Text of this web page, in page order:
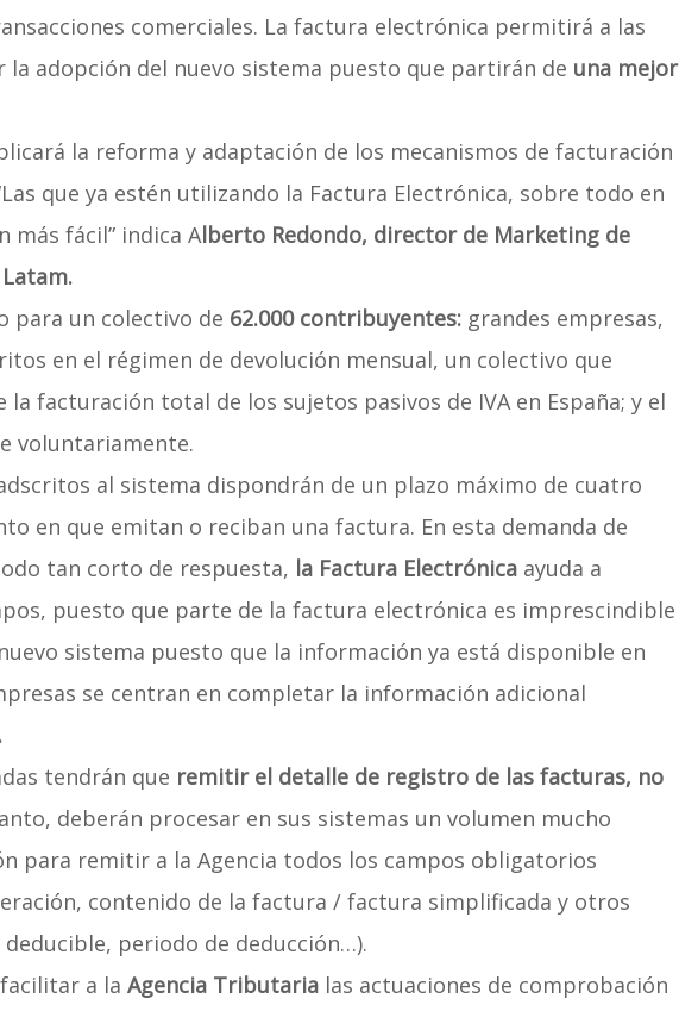
comerciales. La factura electrónica permitirá a las
la adopción del nuevo sistema puesto que partirán de una mejor
la reforma y adaptación de los mecanismos de facturación
que ya estén utilizando la Factura Electrónica, sobre todo en
más fácil” indica Alberto Redondo, director de Marketing de
para un colectivo de 62.000 contribuyentes: grandes empresas,
en el régimen de devolución mensual, un colectivo que
la facturación total de los sujetos pasivos de IVA en España; y el
voluntariamente.
al sistema dispondrán de un plazo máximo de cuatro
en que emitan o reciban una factura. En esta demanda de
tan corto de respuesta, la Factura Electrónica ayuda a
puesto que parte de la factura electrónica es imprescindible
sistema puesto que la información ya está disponible en
se centran en completar la información adicional
tendrán que remitir el detalle de registro de las facturas, no
deberán procesar en sus sistemas un volumen mucho
para remitir a la Agencia todos los campos obligatorios
contenido de la factura / factura simplificada y otros
periodo de deducción…).
a la Agencia Tributarialas actuaciones de comprobación